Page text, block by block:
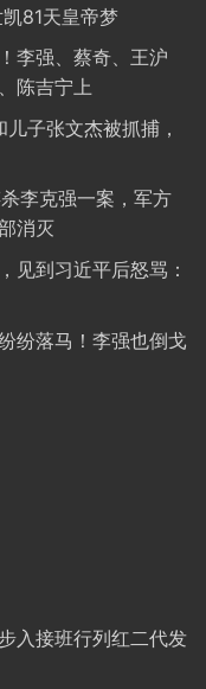
81天皇帝梦
李强、蔡奇、王沪
陈吉宁上
子张文杰被抓捕，
李克强一案，军方
消灭
见到习近平后怒骂：
纷落马！李强也倒戈
入接班行列红二代发